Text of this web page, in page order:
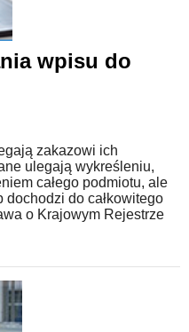
wpisu do
zakazowi ich
ulegają wykreśleniu,
całego podmiotu, ale
dochodzi do całkowitego
o Krajowym Rejestrze